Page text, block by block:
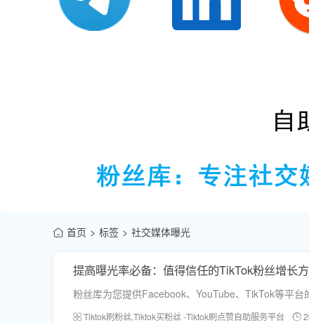
首页 标签 社交媒体曝光
提高曝光率必备：值得信任的TikTok粉丝增长
粉丝库为您提供Facebook、YouTube、TikTok等平
Tiktok刷粉丝,Tiktok买粉丝 -Tiktok刷点赞自助服务平台